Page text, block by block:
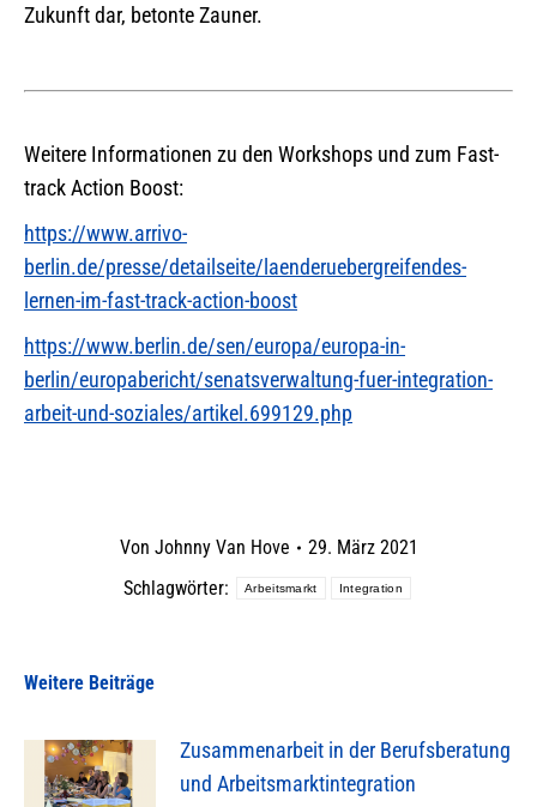
Zukunft dar, betonte Zauner.
Weitere Informationen zu den Workshops und zum Fast-
track Action Boost:
https://www.arrivo-
berlin.de/presse/detailseite/laenderuebergreifendes-
lernen-im-fast-track-action-boost
https://www.berlin.de/sen/europa/europa-in-
berlin/europabericht/senatsverwaltung-fuer-integration-
arbeit-und-soziales/artikel.699129.php
Von Johnny Van Hove
29. März 2021
Schlagwörter:
Arbeitsmarkt Integration
Weitere Beiträge
Zusammenarbeit in der Berufsberatung
und Arbeitsmarktintegration